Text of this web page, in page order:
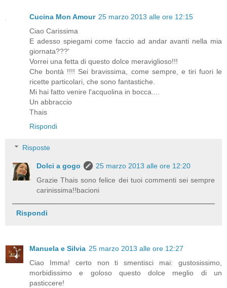
Cucina Mon Amour 25 marzo 2013 alle ore 12:15
Ciao Carissima
E adesso spiegami come faccio ad andar avanti nella mia
giornata???'
Vorrei una fetta di questo dolce meraviglioso!!!
Che bontà !!!! Sei bravissima, come sempre, e tiri fuori le
ricette particolari, che sono fantastiche.
Mi hai fatto venire l'acquolina in bocca....
Un abbraccio
Thais
Rispondi
Risposte
Dolci a gogo
25 marzo 2013 alle ore 12:20
Grazie Thais sono felice dei tuoi commenti sei sempre
carinissima!!bacioni
Rispondi
Manuela e Silvia 25 marzo 2013 alle ore 12:27
Ciao Imma! certo non ti smentisci mai: gustosissimo,
morbidissimo e goloso questo dolce meglio di un
pasticcere!